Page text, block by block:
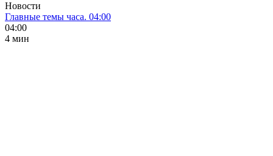
Новости
Главные темы часа. 04:00
04:00
4 мин